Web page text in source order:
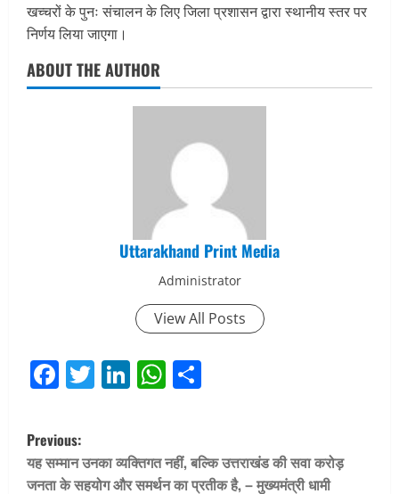
खच्चरों के पुनः संचालन के लिए जिला प्रशासन द्वारा स्थानीय स्तर पर
निर्णय लिया जाएगा।
ABOUT THE AUTHOR
Uttarakhand Print Media
Administrator
View All Posts
Facebook
Twitter
LinkedIn
WhatsApp
P
o
Previous:
यह सम्मान उनका व्यक्तिगत नहीं, बल्कि उत्तराखंड की सवा करोड़
जनता के सहयोग और समर्थन का प्रतीक है, – मुख्यमंत्री धामी